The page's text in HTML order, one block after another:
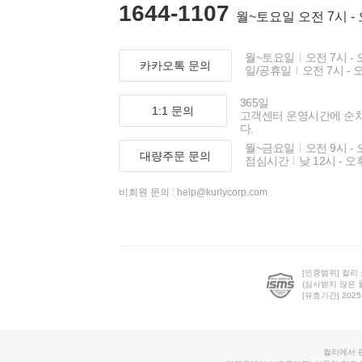
1644-1107 월~토요일 오전 7시 -
카카오톡 문의
월~토요일
오전 7시 -
일/공휴일
오전 7시 -
1:1 문의
365일
고객센터 운영시간에 순
다.
대량주문 문의
월~금요일
오전 9시 -
점심시간
낮 12시 - 오
비회원 문의 : help@kurlycorp.com
[인증범위] 컬리
(심사받지 않은
[유효기간]
컬리에서